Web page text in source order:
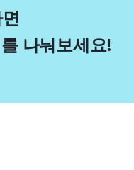
나눠보세요!